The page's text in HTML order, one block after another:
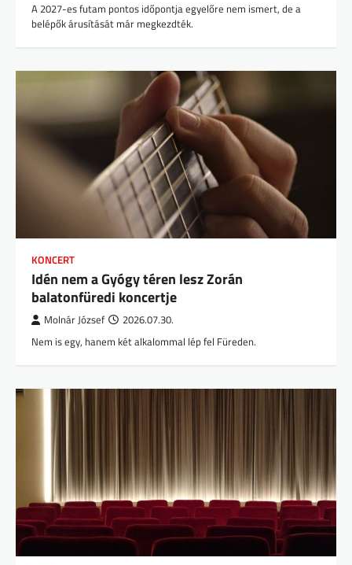
A 2027-es futam pontos időpontja egyelőre nem ismert, de a
belépők árusítását már megkezdték.
KONCERT
Idén nem a Gyógy téren lesz Zorán
balatonfüredi koncertje
Molnár József 2026.07.30.
Nem is egy, hanem két alkalommal lép fel Füreden.